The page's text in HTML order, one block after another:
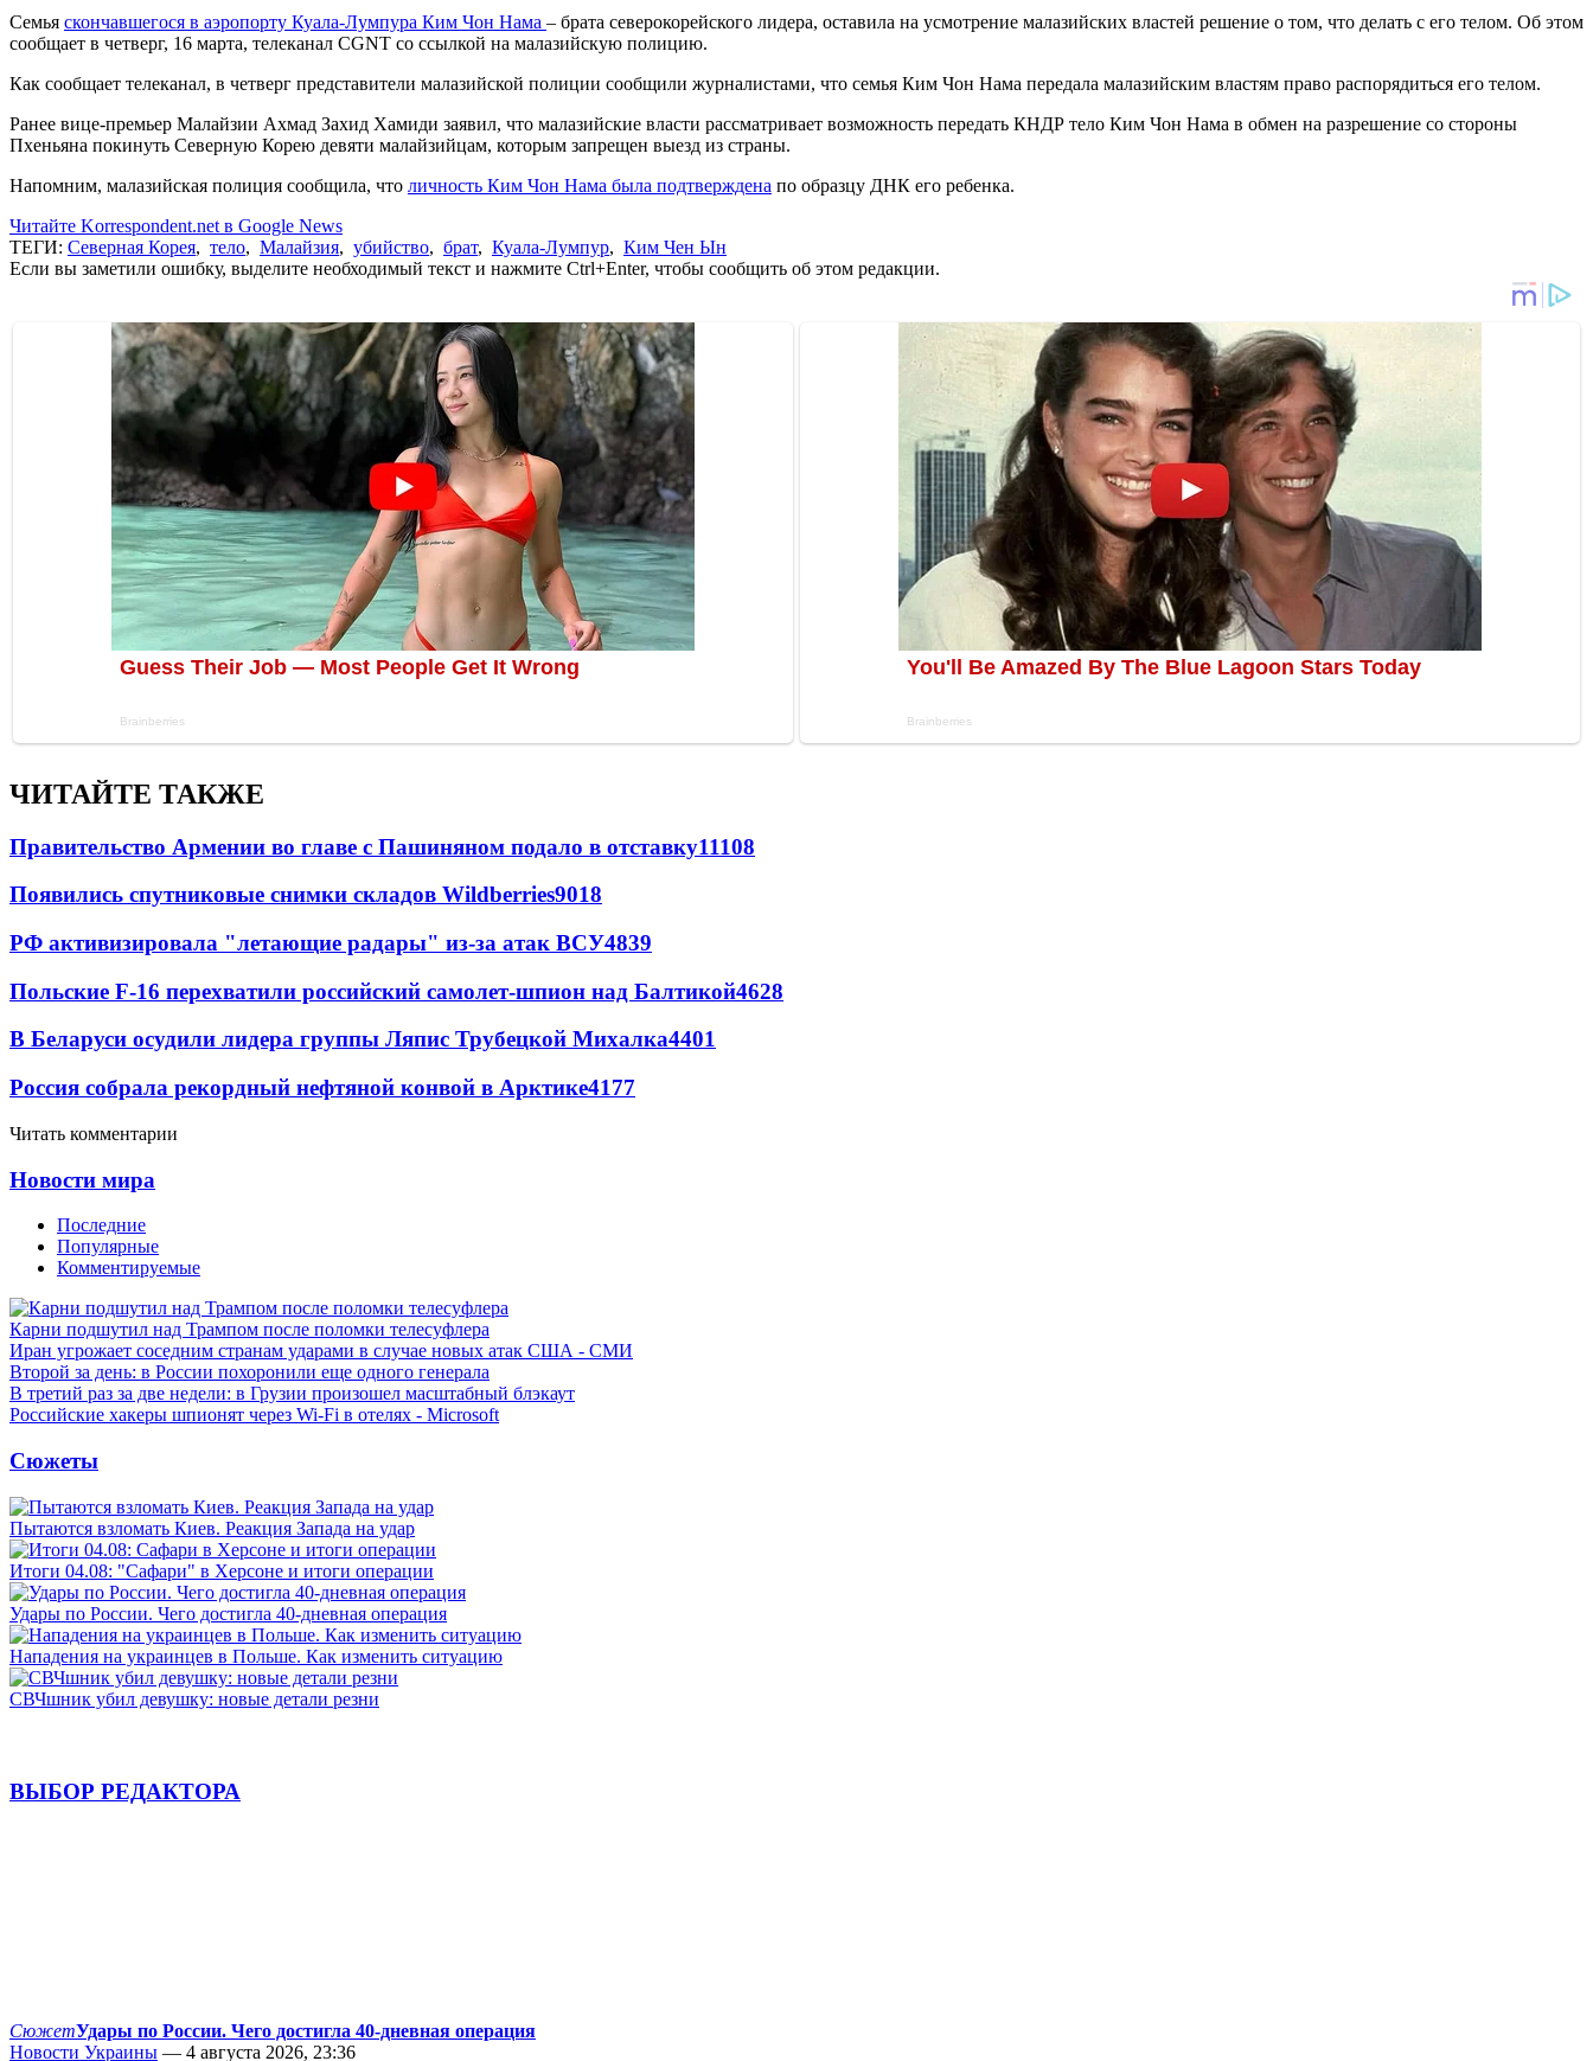
Семья скончавшегося в аэропорту Куала-Лумпура Ким Чон Нама – брата северокорейского лидера, оставила на усмотрение малазийских властей решение о том, что делать с его телом. Об этом
сообщает в четверг, 16 марта, телеканал CGNT со ссылкой на малазийскую полицию.
Как сообщает телеканал, в четверг представители малазийской полиции сообщили журналистами, что семья Ким Чон Нама передала малазийским властям право распорядиться его телом.
Ранее вице-премьер Малайзии Ахмад Захид Хамиди заявил, что малазийские власти рассматривает возможность передать КНДР тело Ким Чон Нама в обмен на разрешение со стороны
Пхеньяна покинуть Северную Корею девяти малайзийцам, которым запрещен выезд из страны.
Напомним, малазийская полиция сообщила, что личность Ким Чон Нама была подтверждена по образцу ДНК его ребенка.
Читайте Korrespondent.net в Google News
ТЕГИ: Северная Корея, тело, Малайзия, убийство, брат, Куала-Лумпур, Ким Чен Ын
Если вы заметили ошибку, выделите необходимый текст и нажмите Ctrl+Enter, чтобы сообщить об этом редакции.
ЧИТАЙТЕ ТАКЖЕ
Правительство Армении во главе с Пашиняном подало в отставку11108
Появились спутниковые снимки складов Wildberries9018
РФ активизировала "летающие радары" из-за атак ВСУ4839
Польские F-16 перехватили российский самолет-шпион над Балтикой4628
В Беларуси осудили лидера группы Ляпис Трубецкой Михалка4401
Россия собрала рекордный нефтяной конвой в Арктике4177
Читать комментарии
Новости мира
Последние
Популярные
Комментируемые
Карни подшутил над Трампом после поломки телесуфлера
Иран угрожает соседним странам ударами в случае новых атак США - СМИ
Второй за день: в России похоронили еще одного генерала
В третий раз за две недели: в Грузии произошел масштабный блэкаут
Российские хакеры шпионят через Wi-Fi в отелях - Microsoft
Сюжеты
Пытаются взломать Киев. Реакция Запада на удар
Итоги 04.08: "Сафари" в Херсоне и итоги операции
Удары по России. Чего достигла 40-дневная операция
Нападения на украинцев в Польше. Как изменить ситуацию
СВЧшник убил девушку: новые детали резни
ВЫБОР РЕДАКТОРА
СюжетУдары по России. Чего достигла 40-дневная операция
Новости Украины — 4 августа 2026, 23:36